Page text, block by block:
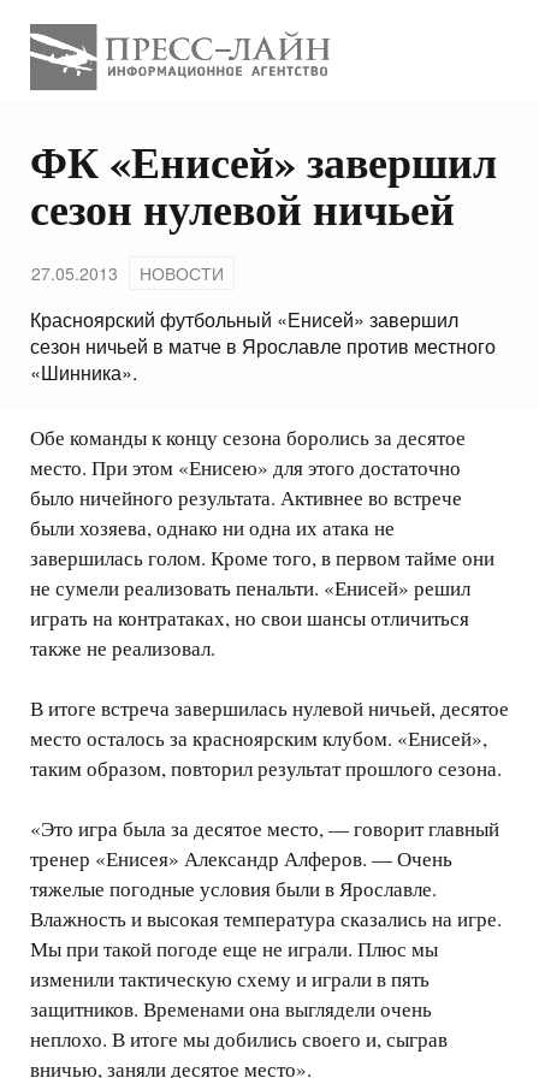
ФК «Енисей» завершил
сезон нулевой ничьей
27.05.2013 НОВОСТИ
Красноярский футбольный «Енисей» завершил
сезон ничьей в матче в Ярославле против местного
«Шинника».
Обе команды к концу сезона боролись за десятое
место. При этом «Енисею» для этого достаточно
было ничейного результата. Активнее во встрече
были хозяева, однако ни одна их атака не
завершилась голом. Кроме того, в первом тайме они
не сумели реализовать пенальти. «Енисей» решил
играть на контратаках, но свои шансы отличиться
также не реализовал.
В итоге встреча завершилась нулевой ничьей, десятое
место осталось за красноярским клубом. «Енисей»,
таким образом, повторил результат прошлого сезона.
«Это игра была за десятое место, — говорит главный
тренер «Енисея» Александр Алферов. — Очень
тяжелые погодные условия были в Ярославле.
Влажность и высокая температура сказались на игре.
Мы при такой погоде еще не играли. Плюс мы
изменили тактическую схему и играли в пять
защитников. Временами она выглядели очень
неплохо. В итоге мы добились своего и, сыграв
вничью, заняли десятое место».